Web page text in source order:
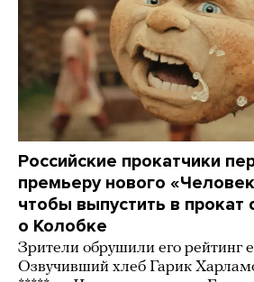
Российские прокатчики
премьеру нового
чтобы выпустить в прокат
о Колобке
Зрители обрушили его рейтинг
Озвучивший хлеб Гарик